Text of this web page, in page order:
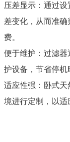
压差显示：通过
差变化，从而准
费。
便于维护：过滤
护设备，节省停机
适应性强：卧式
境进行定制，以适